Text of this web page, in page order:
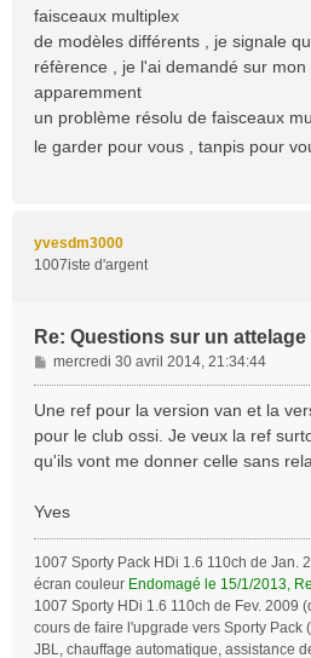
g
e
faisceaux multiplex
de modèles différents , je signale
réfèrence , je l'ai demandé sur mon
apparemment
un problème résolu de faisceaux
le garder pour vous , tanpis pour
yvesdm3000
1007iste d'argent
Re: Questions sur un attelage
M
e
s
g
mercredi 30 avril 2014, 21:34:44
Une ref pour la version van et la
pour le club ossi. Je veux la ref
qu'ils vont me donner celle sans
Yves
1007 Sporty Pack HDi 1.6 110ch de Jan.
écran couleur Endomagé le 15/1/2013,
1007 Sporty HDi 1.6 110ch de Fev. 2009
cours de faire l'upgrade vers Sporty Pack
JBL, chauffage automatique, assistance